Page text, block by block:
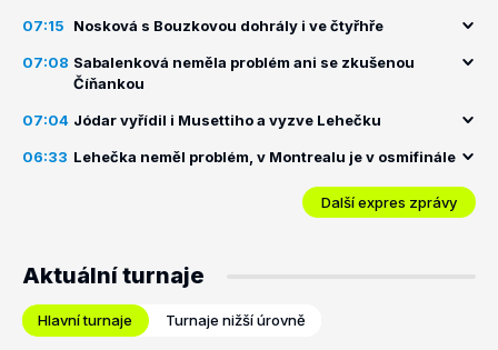
07:15 Nosková s Bouzkovou dohrály i ve čtyřhře
07:08 Sabalenková neměla problém ani se zkušenou
Číňankou
07:04 Jódar vyřídil i Musettiho a vyzve Lehečku
06:33 Lehečka neměl problém, v Montrealu je v osmifinále
Další expres zprávy
Aktuální turnaje
Hlavní turnaje Turnaje nižší úrovně